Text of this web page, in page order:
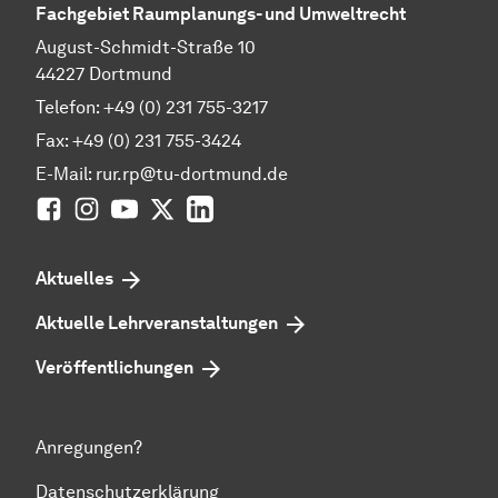
Fachgebiet Raumplanungs- und Umweltrecht
August-Schmidt-Straße 10
44227 Dortmund
Telefon: +49 (0) 231 755-3217
Fax: +49 (0) 231 755-3424
E-Mail: rur.rp@tu-dortmund.de
FacebookInstagram
YouTubeTwitterLinkedIn
Aktuelles
Aktuelle Lehrveranstaltungen
Veröffentlichungen
Anregungen?
Datenschutzerklärung